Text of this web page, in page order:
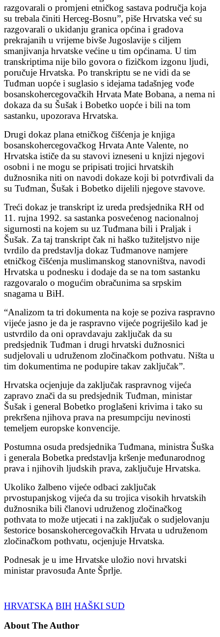
razgovarali o promjeni etničkog sastava područja koja
su trebala činiti Herceg-Bosnu”, piše Hrvatska već su
razgovarali o ukidanju granica općina i gradova
prekrajanih u vrijeme bivše Jugoslavije s ciljem
smanjivanja hrvatske većine u tim općinama. U tim
transkriptima nije bilo govora o fizičkom izgonu ljudi,
poručuje Hrvatska. Po transkriptu se ne vidi da se
Tuđman uopće i suglasio s idejama tadašnjeg vođe
bosanskohercegovačkih Hrvata Mate Bobana, a nema ni
dokaza da su Šušak i Bobetko uopće i bili na tom
sastanku, upozorava Hrvatska.
Drugi dokaz plana etničkog čišćenja je knjiga
bosanskohercegovačkog Hrvata Ante Valente, no
Hrvatska ističe da su stavovi izneseni u knjizi njegovi
osobni i ne mogu se pripisati trojici hrvatskih
dužnosnika niti on navodi dokaze koji bi potvrđivali da
su Tuđman, Šušak i Bobetko dijelili njegove stavove.
Treći dokaz je transkript iz ureda predsjednika RH od
11. rujna 1992. sa sastanka posvećenog nacionalnoj
sigurnosti na kojem su uz Tuđmana bili i Praljak i
Šušak. Za taj transkript čak ni haško tužiteljstvo nije
tvrdilo da predstavlja dokaz Tuđmanove namjere
etničkog čišćenja muslimanskog stanovništva, navodi
Hrvatska u podnesku i dodaje da se na tom sastanku
razgovaralo o mogućim obračunima sa srpskim
snagama u BiH.
“Analizom ta tri dokumenta na koje se poziva raspravno
vijeće jasno je da je raspravno vijeće pogriješilo kad je
ustvrdilo da oni opravdavaju zaključak da su
predsjednik Tuđman i drugi hrvatski dužnosnici
sudjelovali u udruženom zločinačkom pothvatu. Ništa u
tim dokumentima ne podupire takav zaključak”.
Hrvatska ocjenjuje da zaključak raspravnog vijeća
zapravo znači da su predsjednik Tuđman, ministar
Šušak i general Bobetko proglašeni krivima i tako su
prekršena njihova prava na presumpciju nevinosti
temeljem europske konvencije.
Postumna osuda predsjednika Tuđmana, ministra Šuška
i generala Bobetka predstavlja kršenje međunarodnog
prava i njihovih ljudskih prava, zaključuje Hrvatska.
Ukoliko žalbeno vijeće odbaci zaključak
prvostupanjskog vijeća da su trojica visokih hrvatskih
dužnosnika bili članovi udruženog zločinačkog
pothvata to može utjecati i na zaključak o sudjelovanju
šestorice bosanskohercegovačkih Hrvata u udruženom
zločinačkom pothvatu, ocjenjuje Hrvatska.
Podnesak je u ime Hrvatske uložio novi hrvatski
ministar pravosuđa Ante Šprlje.
HRVATSKA BIH HAŠKI SUD
About The Author